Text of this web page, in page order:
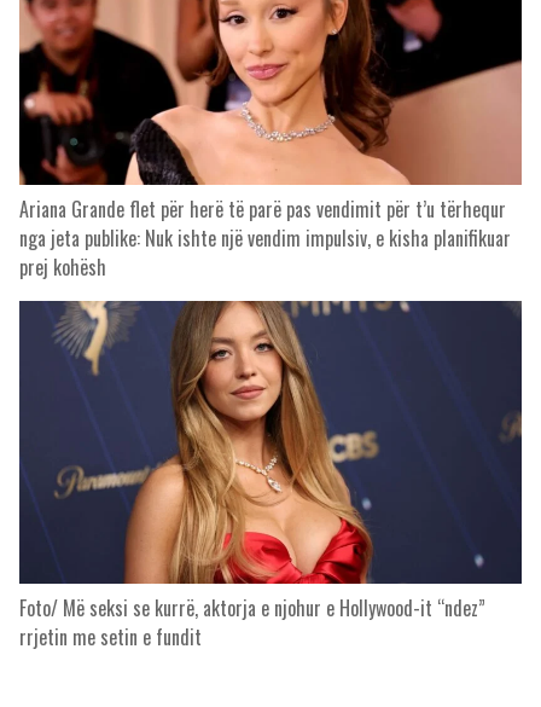
Ariana Grande flet për herë të parë pas vendimit për t’u tërhequr
nga jeta publike: Nuk ishte një vendim impulsiv, e kisha planifikuar
prej kohësh
Foto/ Më seksi se kurrë, aktorja e njohur e Hollywood-it “ndez”
rrjetin me setin e fundit